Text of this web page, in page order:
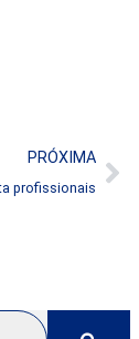
PRÓXIMA
profissionais